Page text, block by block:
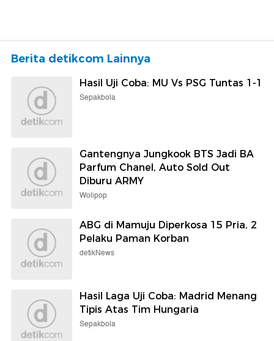
Berita detikcom Lainnya
Hasil Uji Coba: MU Vs PSG Tuntas 1-1
Sepakbola
Gantengnya Jungkook BTS Jadi BA
Parfum Chanel, Auto Sold Out
Diburu ARMY
Wolipop
ABG di Mamuju Diperkosa 15 Pria, 2
Pelaku Paman Korban
detikNews
Hasil Laga Uji Coba: Madrid Menang
Tipis Atas Tim Hungaria
Sepakbola